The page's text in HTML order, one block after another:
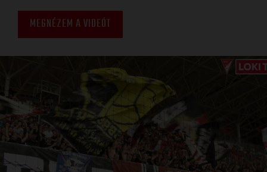
MEGNÉZEM A VIDEÓT